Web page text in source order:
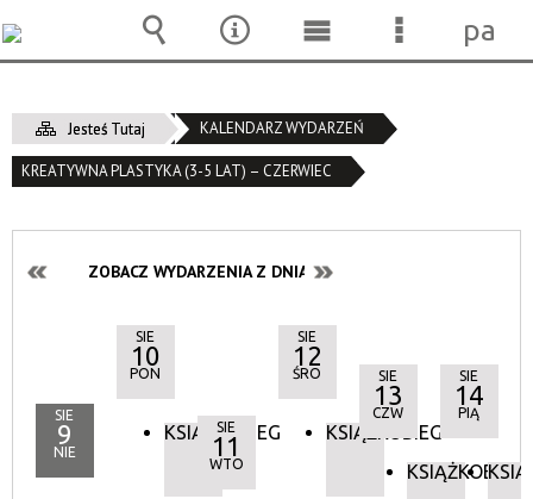
Jesteś Tutaj KALENDARZ WYDARZEŃ
KREATYWNA PLASTYKA (3-5 LAT) – CZERWIEC
ZOBACZ WYDARZENIA Z DNIA:
SIE
9
NIE
SIE
10
PON
KSIĄŻKOBIEG
SIE
11
WTO
SIE
12
ŚRO
KSIĄŻKOBIEG
SIE
13
CZW
KSIĄŻKOBIEG
SIE
14
PIĄ
Wyszukiwarka
Narzędzia
MenuMenu